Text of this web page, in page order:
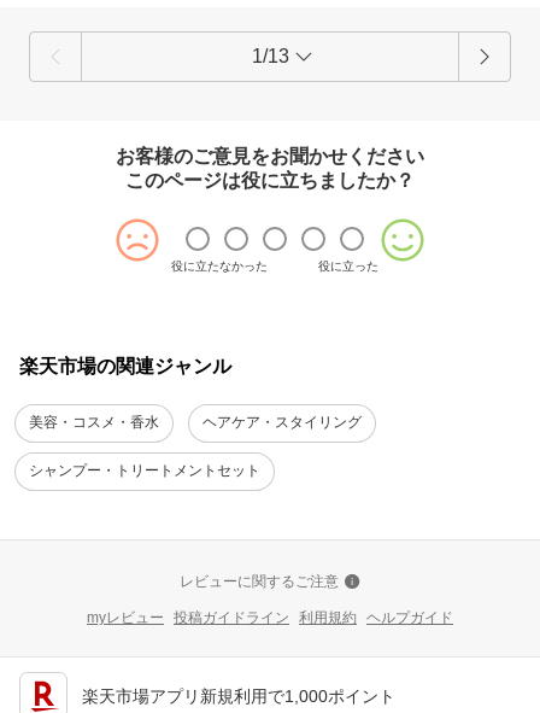
1/13
お客様のご意見をお聞かせください
このページは役に立ちましたか？
役に立たなかった 役に立った
楽天市場の関連ジャンル
美容・コスメ・香水 ヘアケア・スタイリング
シャンプー・トリートメントセット
レビューに関するご注意
myレビュー 投稿ガイドライン 利用規約 ヘルプガイド
楽天市場アプリ新規利用で1,000ポイント